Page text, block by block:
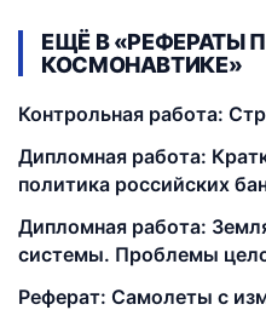
ЕЩЁ В «РЕФЕРАТЫ
КОСМОНАВТИКЕ»
Контрольная работа:
Дипломная работа:
политика российских
Дипломная работа:
системы. Проблемы
Реферат: Самолеты с